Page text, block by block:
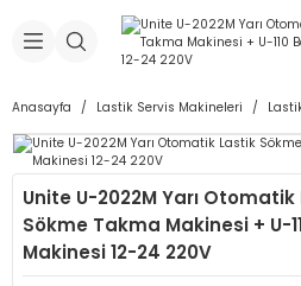
Geri Dön
Makineleri
Geri Dön
Geri Dön
İç Lastikleri
Geri Dön
Geri Dön
Geri Dön
Geri Dön
Makinesi Yedek Parçaları
Yedek Parçaları
Anasayfa Lastik Servis Makineleri
Unite U-2022M Yarı
Sökme Takma Makinesi + U-
Makinesi 12-24 220V